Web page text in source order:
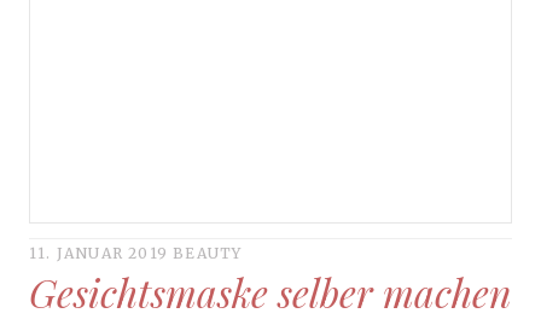
11. JANUAR 2019 BEAUTY
Gesichtsmaske selber machen